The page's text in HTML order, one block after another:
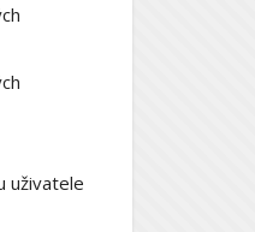
uživatele